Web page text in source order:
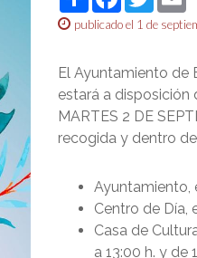
publicado el 1 de
El Ayuntamiento de
estará a disposición
MARTES 2 DE
recogida y dentro
Ayuntamiento,
Centro de Día,
Casa de
a 13:00 h. y de